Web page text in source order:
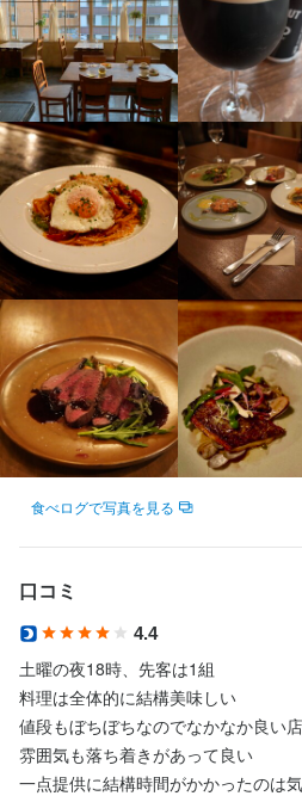
【お仕事内容】
食材の仕入れや仕込み、調理・メニ
全般をお願いします。
・食材仕込み
・キッチン実務
・仕入れ
・キッチン管理
・オペレーション管理
・新メニュー企画・立案
【こんな方を歓迎！】
・調理スキル、料理経験を活かして
・新メニュー企画などにチャレンジ
・将来独立などを考えている。
【ここで働く魅力】
**本格料理・ワインをはじめ、多種
ピも企画できます**
私たちは本格的な前菜・肉料理・カ
しています。それらのメニューやレ
め、その段階から経験していただくこ
**月6-8日休み・年末年始休暇・24時
カフェバー業態ですが、月6-8日休み
GW休暇なども取得可能です。また、
食べログで写真を見る
口コミ
4.4
土曜の夜18時、先客は1組
料理は全体的に結構美味しい
値段もぼちぼちなのでなかなか良い店
雰囲気も落ち着きがあって良い
一点提供に結構時間がかかったのは
交通費一部支給
雇用保険
労災保険
昇給年1回
賞与有
食事付
制服貸与
自転車・バイク通勤可
まかない・食事補助あり 制服貸与 バイク通
ひげOK
ピアスOK
特徴
学歴不問 独立希望者歓迎 新卒歓迎 第二
女性活躍中
個人経営(2店舗以内) 面接1回
仕事内容
【お仕事内容】
食材の仕入れや仕込み、調理・メニ
・食材仕込み
・キッチン実務
・仕入れ
・キッチン管理
・オペレーション管理
・新メニュー企画・立案